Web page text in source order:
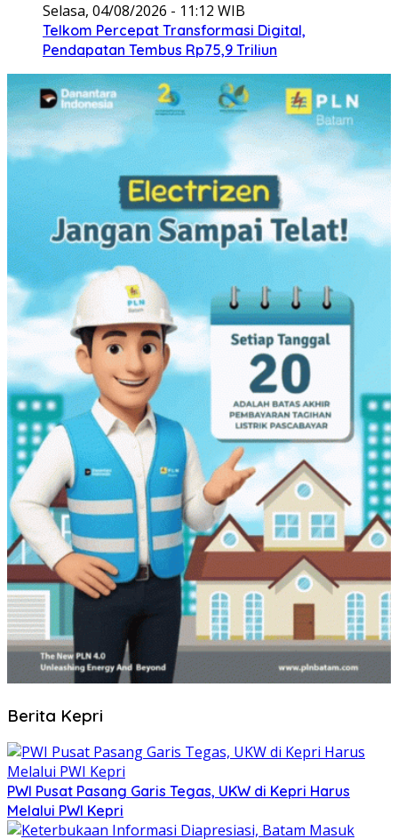
Selasa, 04/08/2026 - 11:12 WIB
Telkom Percepat Transformasi Digital,
Pendapatan Tembus Rp75,9 Triliun
Berita Kepri
PWI Pusat Pasang Garis Tegas, UKW di Kepri Harus
Melalui PWI Kepri